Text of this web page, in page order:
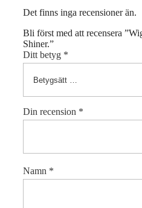
Det finns inga recensioner än.
Bli först med att recensera
Shiner.”
Ditt betyg *
Din recension *
Namn *